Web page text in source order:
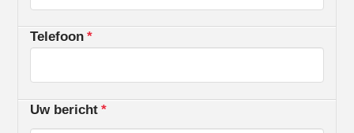
Telefoon *
Uw bericht *